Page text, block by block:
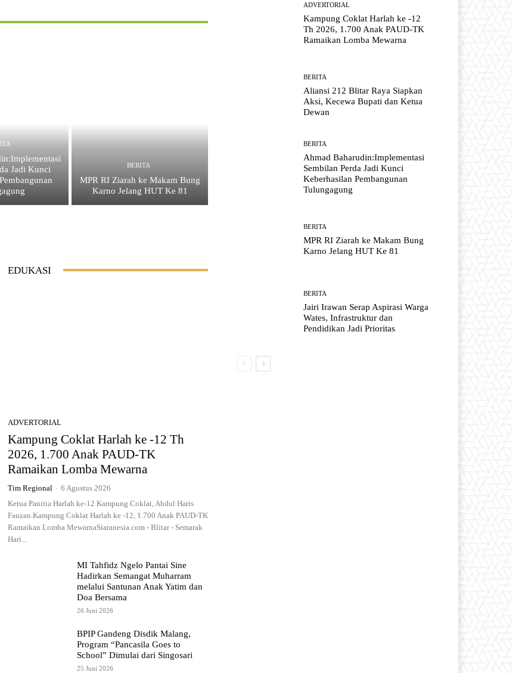
Jadi Kunci
BERITA
MPR RI Ziarah ke Makam Bung
Karno Jelang HUT Ke 81
EDUKASI
ADVERTORIAL
Kampung Coklat Harlah ke -12 Th
2026, 1.700 Anak PAUD-TK
Ramaikan Lomba Mewarna
Tim Regional - 6 Agustus 2026
Ketua Panitia Harlah ke-12 Kampung Coklat, Abdul Haris
Fauzan.Kampung Coklat Harlah ke -12, 1.700 Anak PAUD-TK
Ramaikan Lomba MewarnaSiaranesia.com - Blitar - Semarak
Hari...
MI Tahfidz Ngelo Pantai Sine
Hadirkan Semangat Muharram
melalui Santunan Anak Yatim dan
Doa Bersama
26 Juni 2026
BPIP Gandeng Disdik Malang,
Program “Pancasila Goes to
School” Dimulai dari Singosari
25 Juni 2026
ADVERTORIAL
Kampung Coklat Harlah ke -12
Th 2026, 1.700 Anak PAUD-TK
Ramaikan Lomba Mewarna
BERITA
Aliansi 212 Blitar Raya Siapkan
Aksi, Kecewa Bupati dan Ketua
Dewan
BERITA
Ahmad Baharudin:Implementasi
Sembilan Perda Jadi Kunci
Keberhasilan Pembangunan
Tulungagung
BERITA
MPR RI Ziarah ke Makam Bung
Karno Jelang HUT Ke 81
BERITA
Jairi Irawan Serap Aspirasi Warga
Wates, Infrastruktur dan
Pendidikan Jadi Prioritas